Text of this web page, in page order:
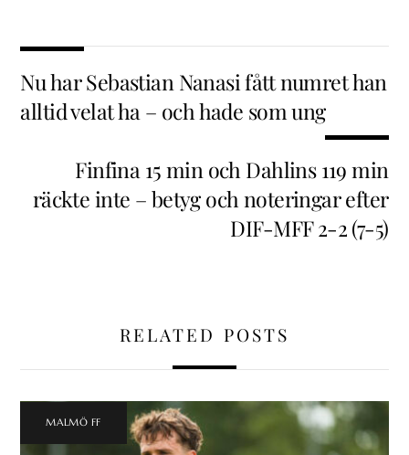
Nu har Sebastian Nanasi fått numret han
alltid velat ha – och hade som ung
Finfina 15 min och Dahlins 119 min
räckte inte – betyg och noteringar efter
DIF-MFF 2-2 (7-5)
RELATED POSTS
MALMÖ FF